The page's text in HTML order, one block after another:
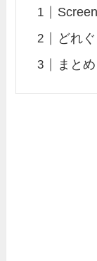
どれ
まとめ